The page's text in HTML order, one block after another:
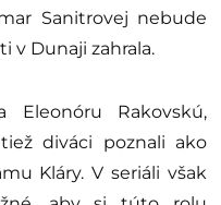
Sanitrovej nebude
v Dunaji zahrala.
Eleonóru Rakovskú,
diváci poznali ako
Kláry. V seriáli však